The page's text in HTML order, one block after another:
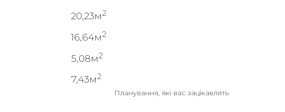
20,23м2
16,64м2
5,08м2
7,43м2
Планування, які вас зацікавлять